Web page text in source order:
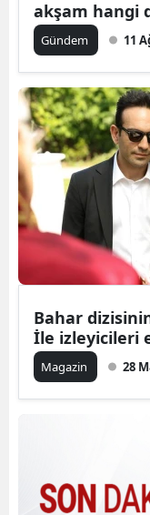
akşam hangi
Gündem 11
Bahar
İle izleyicileri
Magazin 28